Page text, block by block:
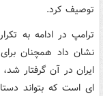
توصیف کرد.
ترامپ در ادامه به
نشان داد همچنان
ایران در آن گرفتار
ای است که بتواند